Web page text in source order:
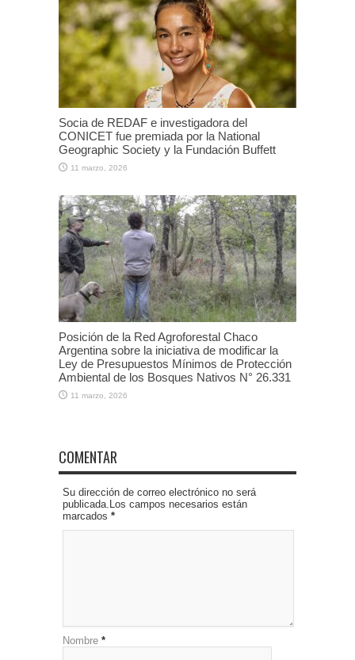
Socia de REDAF e investigadora del
CONICET fue premiada por la National
Geographic Society y la Fundación Buffett
11 marzo, 2026
Posición de la Red Agroforestal Chaco
Argentina sobre la iniciativa de modificar la
Ley de Presupuestos Mínimos de Protección
Ambiental de los Bosques Nativos N° 26.331
11 marzo, 2026
COMENTAR
Su dirección de correo electrónico no será
publicada.Los campos necesarios están
marcados *
Nombre *